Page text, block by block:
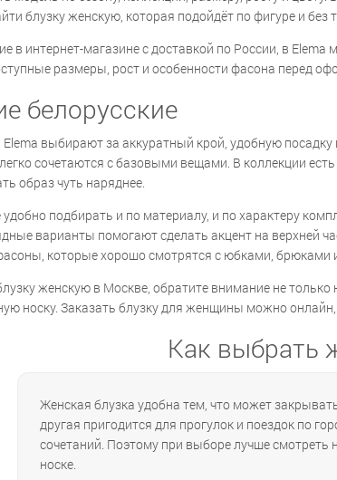
блузку женскую, которая подойдёт по фигуре и
в интернет-магазине с доставкой по России, в
размеры, рост и особенности фасона перед
белорусские
Elema выбирают за аккуратный крой, удобную
сочетаются с базовыми вещами. В коллекции
образ чуть наряднее.
удобно подбирать и по материалу, и по характеру
варианты помогают сделать акцент на верхней
которые хорошо смотрятся с юбками, брюками
женскую в Москве, обратите внимание не
носку. Заказать блузку для женщины можно
Как выбрать
Женская блузка удобна тем, что может
другая пригодится для прогулок и поездок по
сочетаний. Поэтому при выборе лучше смотреть
носке.